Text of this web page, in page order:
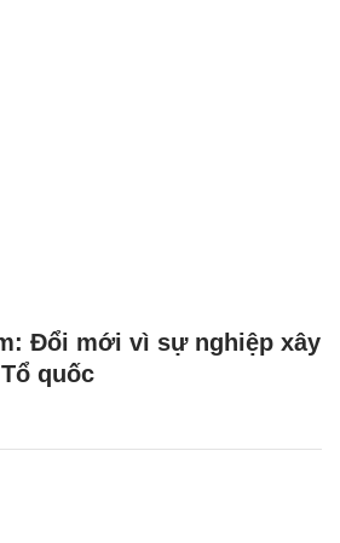
Đổi mới vì sự nghiệp xây
quốc